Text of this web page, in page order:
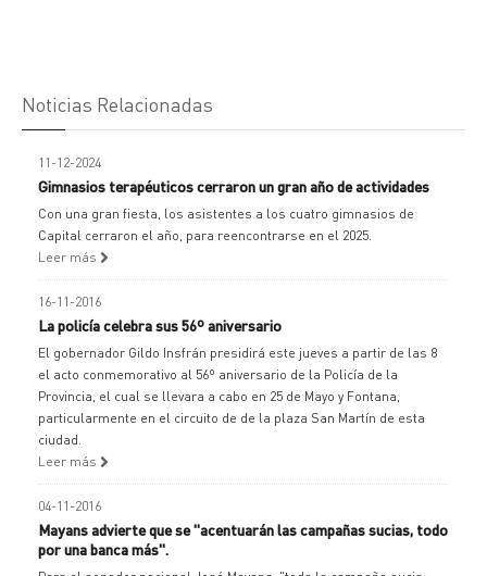
Noticias Relacionadas
11-12-2024
Gimnasios terapéuticos cerraron un gran año de actividades
Con una gran fiesta, los asistentes a los cuatro gimnasios de
Capital cerraron el año, para reencontrarse en el 2025.
Leer más
16-11-2016
La policía celebra sus 56º aniversario
El gobernador Gildo Insfrán presidirá este jueves a partir de las 8
el acto conmemorativo al 56º aniversario de la Policía de la
Provincia, el cual se llevara a cabo en 25 de Mayo y Fontana,
particularmente en el circuito de de la plaza San Martín de esta
ciudad.
Leer más
04-11-2016
Mayans advierte que se "acentuarán las campañas sucias, todo
por una banca más".